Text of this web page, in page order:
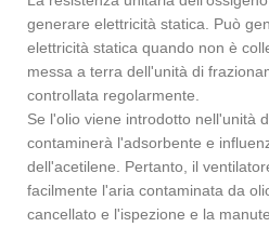
generare elettricità statica. Può
elettricità statica quando non è
messa a terra dell'unità di
controllata regolarmente.
Se l'olio viene introdotto nell'unità
contaminerà l'adsorbente e
dell'acetilene. Pertanto, il
facilmente l'aria contaminata da
cancellato e l'ispezione e la